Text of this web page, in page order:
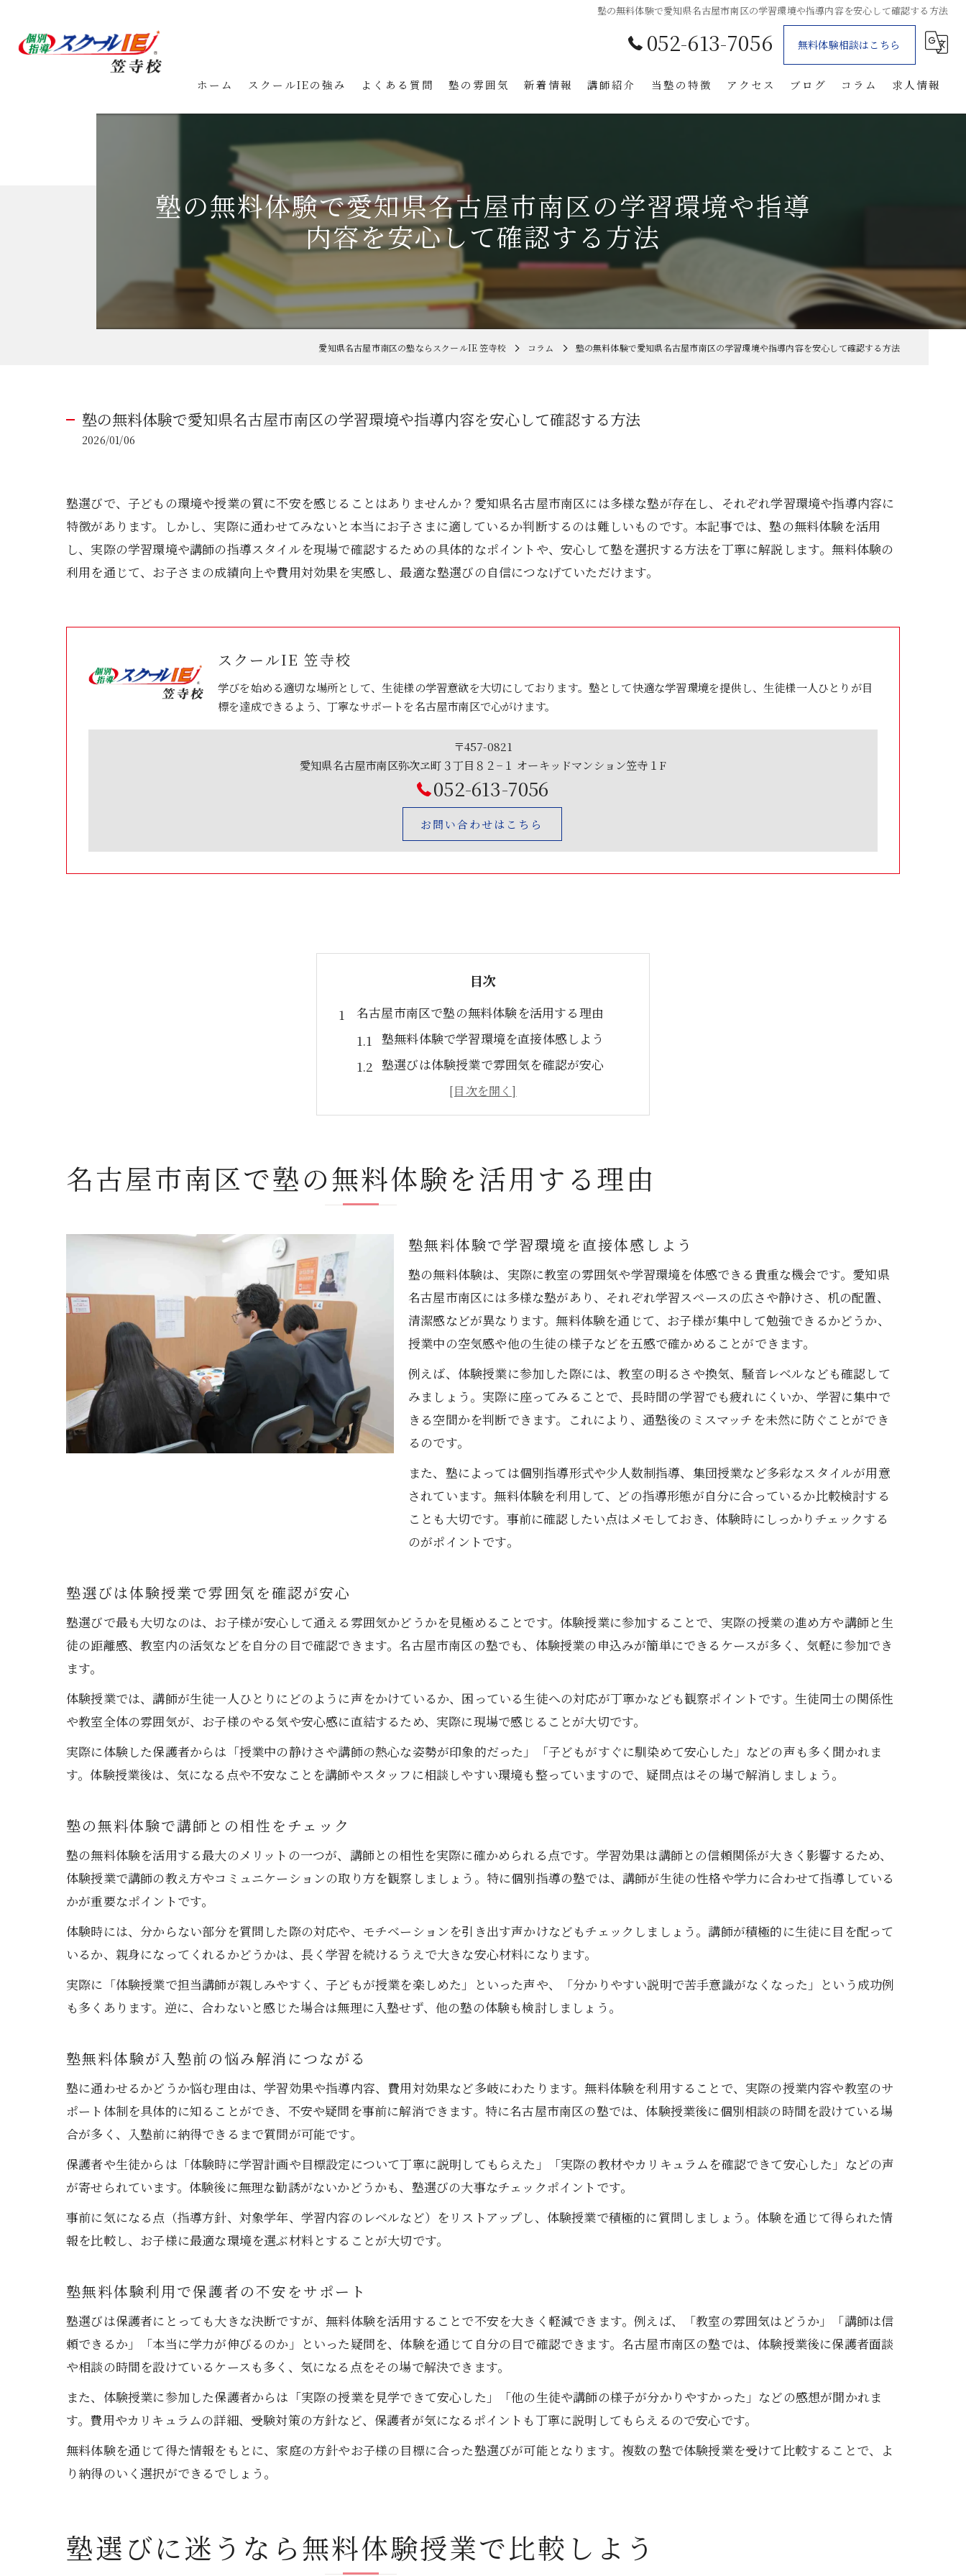
塾の無料体験で愛知県名古屋市南区の学習環境や指導内容を安心して確認する方法
052-613-7056 無料体験相談はこちら
ホーム スクールIEの強み よくある質問 塾の雰囲気 新着情報 講師紹介 当塾の特徴
自習室
星崎の塾
アクセス ブログ コラム 求人情報
塾の無料体験で愛知県名古屋市南区の学習環境や指導
内容を安心して確認する方法
愛知県名古屋市南区の塾ならスクールIE 笠寺校 コラム 塾の無料体験で愛知県名古屋市南区の学習環境や指導内容を安心して確認する方法
塾の無料体験で愛知県名古屋市南区の学習環境や指導内容を安心して確認する方法
2026/01/06
塾選びで、子どもの環境や授業の質に不安を感じることはありませんか？愛知県名古屋市南区には多様な塾が存在し、それぞれ学習環境や指導内容に
特徴があります。しかし、実際に通わせてみないと本当にお子さまに適しているか判断するのは難しいものです。本記事では、塾の無料体験を活用
し、実際の学習環境や講師の指導スタイルを現場で確認するための具体的なポイントや、安心して塾を選択する方法を丁寧に解説します。無料体験の
利用を通じて、お子さまの成績向上や費用対効果を実感し、最適な塾選びの自信につなげていただけます。
スクールIE 笠寺校
学びを始める適切な場所として、生徒様の学習意欲を大切にしております。塾として快適な学習環境を提供し、生徒様一人ひとりが目
標を達成できるよう、丁寧なサポートを名古屋市南区で心がけます。
〒457-0821
愛知県名古屋市南区弥次ヱ町３丁目８２−１ オーキッドマンション笠寺１F
052-613-7056
お問い合わせはこちら
目次
名古屋市南区で塾の無料体験を活用する理由
塾無料体験で学習環境を直接体感しよう
塾選びは体験授業で雰囲気を確認が安心
塾の無料体験で講師との相性をチェック
塾無料体験が入塾前の悩み解消につながる
塾選びに迷うなら無料体験授業で比較しよう
塾無料体験で複数の教室を比較検討する
塾無料体験時の質問ポイントを把握しよう
塾選びは口コミと無料体験の両方が重要
塾の無料体験で通いやすさを確認する方法
学習環境重視の方へ塾無料体験の魅力を紹介
塾無料体験で自習室や設備の充実度を確認
塾無料体験で静かな学習環境を体感しよう
塾無料体験でグループと個別指導を比較
塾無料体験で教室の安全性や衛生面も確認
塾無料体験時に学習習慣の定着を意識する
お子様の成績向上に塾無料体験が効果的な理由
塾無料体験で現状把握と学力診断ができる
塾無料体験で成績アップの具体策を提案
初めての塾選び安心の無料体験ポイント解説
塾無料体験で講師の指導姿勢を見抜くコツ
塾無料体験でお子様の感想をしっかり聞く
塾無料体験で模試やテスト対策も確認可能
名古屋市南区で塾の無料体験を活用する理由
塾無料体験で学習環境を直接体感しよう
塾の無料体験は、実際に教室の雰囲気や学習環境を体感できる貴重な機会です。愛知県
名古屋市南区には多様な塾があり、それぞれ学習スペースの広さや静けさ、机の配置、
清潔感などが異なります。無料体験を通じて、お子様が集中して勉強できるかどうか、
授業中の空気感や他の生徒の様子などを五感で確かめることができます。
例えば、体験授業に参加した際には、教室の明るさや換気、騒音レベルなども確認して
みましょう。実際に座ってみることで、長時間の学習でも疲れにくいか、学習に集中で
きる空間かを判断できます。これにより、通塾後のミスマッチを未然に防ぐことができ
るのです。
また、塾によっては個別指導形式や少人数制指導、集団授業など多彩なスタイルが用意
されています。無料体験を利用して、どの指導形態が自分に合っているか比較検討する
ことも大切です。事前に確認したい点はメモしておき、体験時にしっかりチェックする
のがポイントです。
塾選びは体験授業で雰囲気を確認が安心
塾選びで最も大切なのは、お子様が安心して通える雰囲気かどうかを見極めることです。体験授業に参加することで、実際の授業の進め方や講師と生
徒の距離感、教室内の活気などを自分の目で確認できます。名古屋市南区の塾でも、体験授業の申込みが簡単にできるケースが多く、気軽に参加でき
ます。
体験授業では、講師が生徒一人ひとりにどのように声をかけているか、困っている生徒への対応が丁寧かなども観察ポイントです。生徒同士の関係性
や教室全体の雰囲気が、お子様のやる気や安心感に直結するため、実際に現場で感じることが大切です。
実際に体験した保護者からは「授業中の静けさや講師の熱心な姿勢が印象的だった」「子どもがすぐに馴染めて安心した」などの声も多く聞かれま
す。体験授業後は、気になる点や不安なことを講師やスタッフに相談しやすい環境も整っていますので、疑問点はその場で解消しましょう。
塾の無料体験で講師との相性をチェック
塾の無料体験を活用する最大のメリットの一つが、講師との相性を実際に確かめられる点です。学習効果は講師との信頼関係が大きく影響するため、
体験授業で講師の教え方やコミュニケーションの取り方を観察しましょう。特に個別指導の塾では、講師が生徒の性格や学力に合わせて指導している
かが重要なポイントです。
体験時には、分からない部分を質問した際の対応や、モチベーションを引き出す声かけなどもチェックしましょう。講師が積極的に生徒に目を配って
いるか、親身になってくれるかどうかは、長く学習を続けるうえで大きな安心材料になります。
実際に「体験授業で担当講師が親しみやすく、子どもが授業を楽しめた」といった声や、「分かりやすい説明で苦手意識がなくなった」という成功例
も多くあります。逆に、合わないと感じた場合は無理に入塾せず、他の塾の体験も検討しましょう。
塾無料体験が入塾前の悩み解消につながる
塾に通わせるかどうか悩む理由は、学習効果や指導内容、費用対効果など多岐にわたります。無料体験を利用することで、実際の授業内容や教室のサ
ポート体制を具体的に知ることができ、不安や疑問を事前に解消できます。特に名古屋市南区の塾では、体験授業後に個別相談の時間を設けている場
合が多く、入塾前に納得できるまで質問が可能です。
保護者や生徒からは「体験時に学習計画や目標設定について丁寧に説明してもらえた」「実際の教材やカリキュラムを確認できて安心した」などの声
が寄せられています。体験後に無理な勧誘がないかどうかも、塾選びの大事なチェックポイントです。
事前に気になる点（指導方針、対象学年、学習内容のレベルなど）をリストアップし、体験授業で積極的に質問しましょう。体験を通じて得られた情
報を比較し、お子様に最適な環境を選ぶ材料とすることが大切です。
塾無料体験利用で保護者の不安をサポート
塾選びは保護者にとっても大きな決断ですが、無料体験を活用することで不安を大きく軽減できます。例えば、「教室の雰囲気はどうか」「講師は信
頼できるか」「本当に学力が伸びるのか」といった疑問を、体験を通じて自分の目で確認できます。名古屋市南区の塾では、体験授業後に保護者面談
や相談の時間を設けているケースも多く、気になる点をその場で解決できます。
また、体験授業に参加した保護者からは「実際の授業を見学できて安心した」「他の生徒や講師の様子が分かりやすかった」などの感想が聞かれま
す。費用やカリキュラムの詳細、受験対策の方針など、保護者が気になるポイントも丁寧に説明してもらえるので安心です。
無料体験を通じて得た情報をもとに、家庭の方針やお子様の目標に合った塾選びが可能となります。複数の塾で体験授業を受けて比較することで、よ
り納得のいく選択ができるでしょう。
塾選びに迷うなら無料体験授業で比較しよう